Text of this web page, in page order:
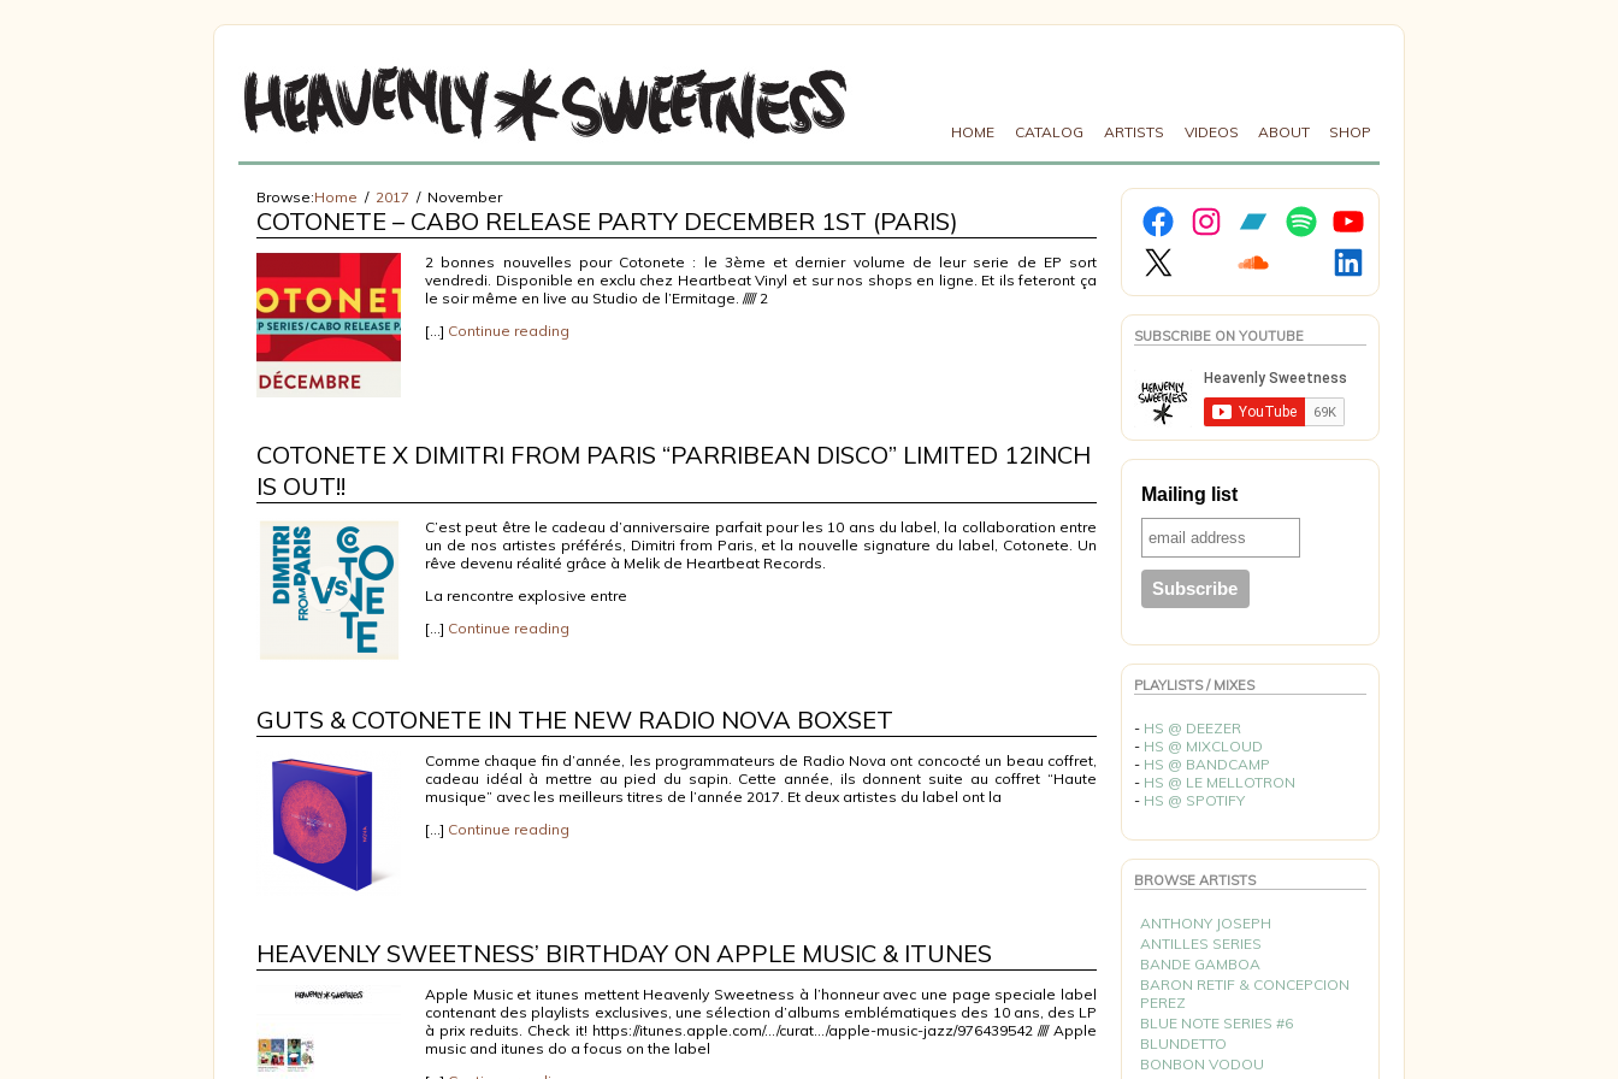
HOME CATALOG ARTISTS VIDEOS ABOUT SHOP
Browse:Home 2017 November
COTONETE – CABO RELEASE PARTY DECEMBER 1ST (PARIS)
2 bonnes nouvelles pour Cotonete : le 3ème et dernier volume de leur serie de EP sort
vendredi. Disponible en exclu chez Heartbeat Vinyl et sur nos shops en ligne. Et ils feteront ça
le soir même en live au Studio de l’Ermitage. ///// 2
[…] Continue reading
COTONETE X DIMITRI FROM PARIS “PARRIBEAN DISCO” LIMITED 12INCH
IS OUT!!
C’est peut être le cadeau d’anniversaire parfait pour les 10 ans du label, la collaboration entre
un de nos artistes préférés, Dimitri from Paris, et la nouvelle signature du label, Cotonete. Un
rêve devenu réalité grâce à Melik de Heartbeat Records.
La rencontre explosive entre
[…] Continue reading
GUTS & COTONETE IN THE NEW RADIO NOVA BOXSET
Comme chaque fin d’année, les programmateurs de Radio Nova ont concocté un beau coffret,
cadeau idéal à mettre au pied du sapin. Cette année, ils donnent suite au coffret “Haute
musique” avec les meilleurs titres de l’année 2017. Et deux artistes du label ont la
[…] Continue reading
HEAVENLY SWEETNESS’ BIRTHDAY ON APPLE MUSIC & ITUNES
Apple Music et itunes mettent Heavenly Sweetness à l’honneur avec une page speciale label
contenant des playlists exclusives, une sélection d’albums emblématiques des 10 ans, des LP
à prix reduits. Check it! https://itunes.apple.com/…/curat…/apple-music-jazz/976439542 //// Apple
music and itunes do a focus on the label
YouTube
X
SUBSCRIBE ON YOUTUBE
Mailing list
PLAYLISTS / MIXES
- HS @ DEEZER
- HS @ MIXCLOUD
- HS @ BANDCAMP
- HS @ LE MELLOTRON
- HS @ SPOTIFY
BROWSE ARTISTS
ANTHONY JOSEPH
ANTILLES SERIES
BANDE GAMBOA
BARON RETIF & CONCEPCION
PEREZ
BLUE NOTE SERIES #6
BLUNDETTO
BONBON VODOU